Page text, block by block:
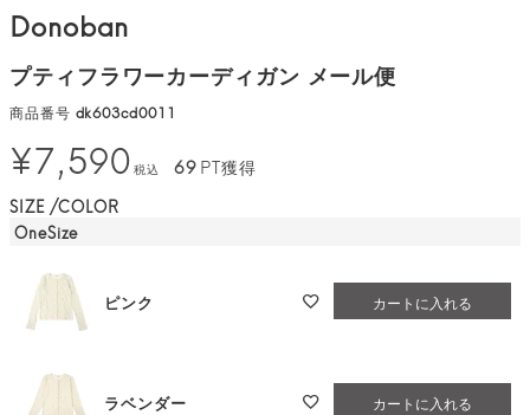
Donoban
プティフラワーカーディガン メール便
商品番号 dk603cd0011
¥7,590 税込 69PT獲得
SIZE COLOR
OneSize
ピンク カートに入れる
ラベンダー カートに入れる